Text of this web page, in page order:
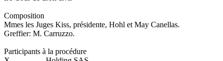
Composition
Mmes les Juges Kiss, présidente, Hohl et May Canellas.
Greffier: M. Carruzzo.
Participants à la procédure